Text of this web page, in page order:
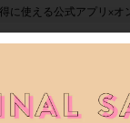
に使える公式アプリ×オ
ード セール